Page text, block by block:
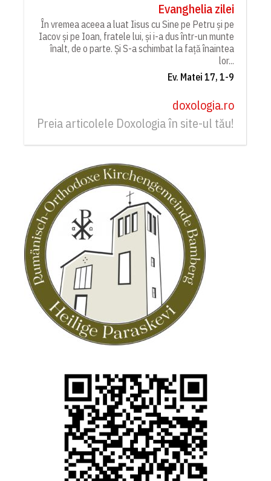
Evanghelia zilei
În vremea aceea a luat Iisus cu Sine pe Petru și pe
Iacov și pe Ioan, fratele lui, și i-a dus într-un munte
înalt, de o parte. Și S-a schimbat la față înaintea
lor...
Ev. Matei 17, 1-9
doxologia.ro
Preia articolele Doxologia în site-ul tău!